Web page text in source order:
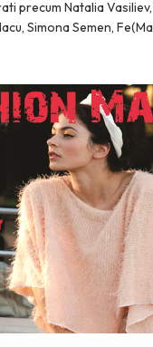
precum Natalia
Simona Semen,